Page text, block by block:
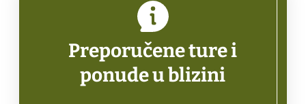
Preporučene ture i
ponude u blizini